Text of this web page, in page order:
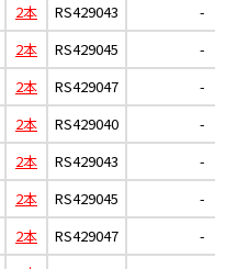
2本 RS429043
-
2本 RS429045
-
2本 RS429047 -
2本 RS429040
-
2本 RS429043
-
2本 RS429045
-
2本 RS429047
-